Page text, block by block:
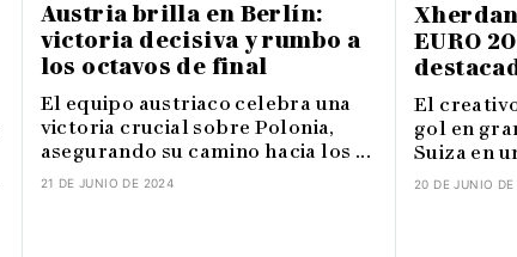
Austria brilla en Berlín:
victoria decisiva y rumbo a
los octavos de final
El equipo austriaco celebra una
victoria crucial sobre Polonia,
asegurando su camino hacia los ...
21 DE JUNIO DE 2024
EURO
El
gol en
Suiza en
20 DE JUNIO